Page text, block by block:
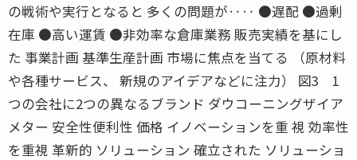
の戦術や実行となると 多くの問題が‥‥ ●遅配 ●過剰
在庫 ●高い運賃 ●非効率な倉庫業務 販売実績を基にし
た 事業計画 基準生産計画 市場に焦点を当てる （原材料
や各種サービス、 新規のアイデアなどに注力） 図3 1
つの会社に2つの異なるブランド ダウコーニングザイア
メター 安全性便利性 価格 イノベーションを重 視 効率性
を重視 革新的 ソリューション 確立された ソリューショ